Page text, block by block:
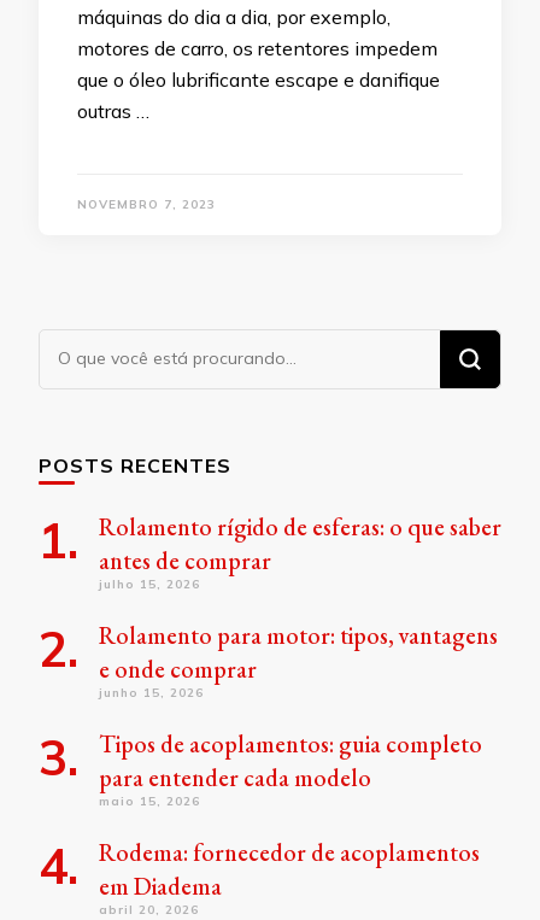
máquinas do dia a dia, por exemplo,
motores de carro, os retentores impedem
que o óleo lubrificante escape e danifique
outras …
NOVEMBRO 7, 2023
Procurando
algo?
POSTS RECENTES
Rolamento rígido de esferas: o que saber
antes de comprar
julho 15, 2026
Rolamento para motor: tipos, vantagens
e onde comprar
junho 15, 2026
Tipos de acoplamentos: guia completo
para entender cada modelo
maio 15, 2026
Rodema: fornecedor de acoplamentos
em Diadema
abril 20, 2026